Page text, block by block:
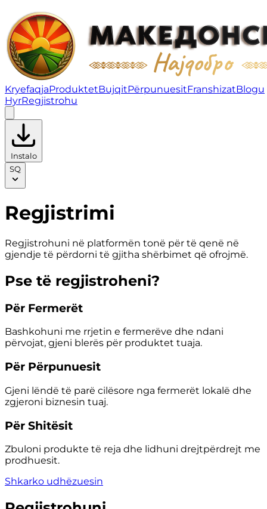
Regjistrimi
KryefaqjaProduktetBujqitPërpunuesitFranshizatBlogu
HyrRegjistrohu
Instalo
SQ
Regjistrimi
Regjistrohuni në platformën tonë për të qenë në
gjendje të përdorni të gjitha shërbimet që ofrojmë.
Pse të regjistroheni?
Për Fermerët
Bashkohuni me rrjetin e fermerëve dhe ndani
përvojat, gjeni blerës për produktet tuaja.
Për Përpunuesit
Gjeni lëndë të parë cilësore nga fermerët lokalë dhe
zgjeroni biznesin tuaj.
Për Shitësit
Zbuloni produkte të reja dhe lidhuni drejtpërdrejt me
prodhuesit.
Shkarko udhëzuesin